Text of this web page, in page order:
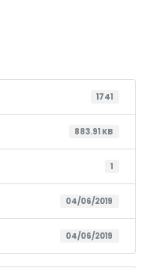
1741
883.91 KB
1
04/06/2019
04/06/2019